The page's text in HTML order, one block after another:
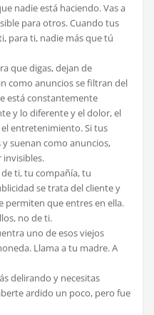
nadie está haciendo. Vas a
para otros. Cuando tus
para ti, nadie más que tú
que digas, dejan de
como anuncios se filtran del
está constantemente
y lo diferente y el dolor, el
entretenimiento. Si tus
suenan como anuncios,
invisibles.
ti, tu compañía, tu
se trata del cliente y
permiten que entres en ella.
no de ti.
uno de esos viejos
Llama a tu madre. A
delirando y necesitas
ardido un poco, pero fue